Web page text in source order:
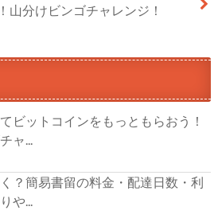
山分けビンゴチャレンジ！
ビットコインをもっともらおう！
ャ...
？簡易書留の料金・配達日数・利
や...